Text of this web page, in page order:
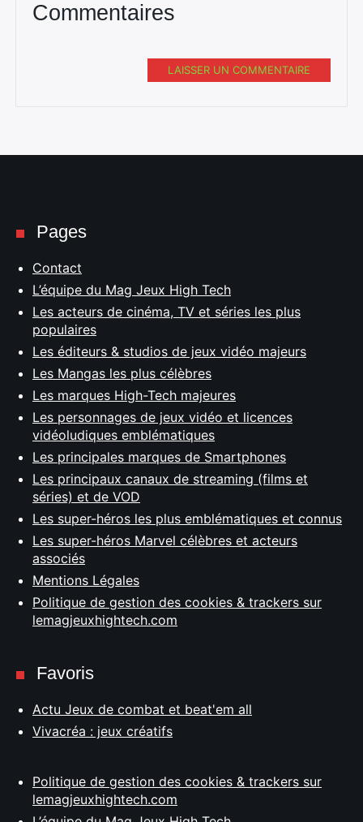
Commentaires
LAISSER UN COMMENTAIRE
Pages
Contact
L’équipe du Mag Jeux High Tech
Les acteurs de cinéma, TV et séries les plus
populaires
Les éditeurs & studios de jeux vidéo majeurs
Les Mangas les plus célèbres
Les marques High-Tech majeures
Les personnages de jeux vidéo et licences
vidéoludiques emblématiques
Les principales marques de Smartphones
Les principaux canaux de streaming (films et
séries) et de VOD
Les super-héros les plus emblématiques et connus
Les super-héros Marvel célèbres et acteurs
associés
Mentions Légales
Politique de gestion des cookies & trackers sur
lemagjeuxhightech.com
Favoris
Actu Jeux de combat et beat'em all
Vivacréa : jeux créatifs
Politique de gestion des cookies & trackers sur
lemagjeuxhightech.com